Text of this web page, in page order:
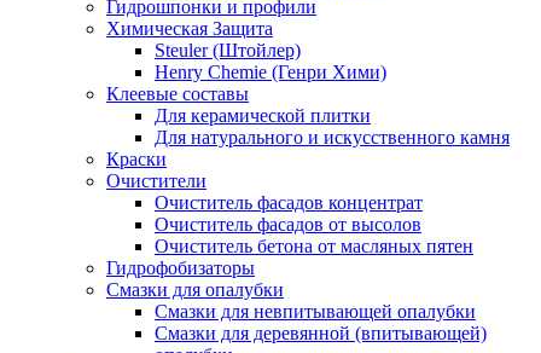
Гидрошпонки и профили
Химическая Защита
Steuler (Штойлер)
Henry Chemie (Генри Хими)
Клеевые составы
Для керамической плитки
Для натурального и искусственного камня
Краски
Очистители
Очиститель фасадов концентрат
Очиститель фасадов от высолов
Очиститель бетона от масляных пятен
Гидрофобизаторы
Смазки для опалубки
Смазки для невпитывающей опалубки
Смазки для деревянной (впитывающей)